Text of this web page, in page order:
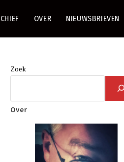
OVER NIEUWSBRIEVEN
Zoek
Over